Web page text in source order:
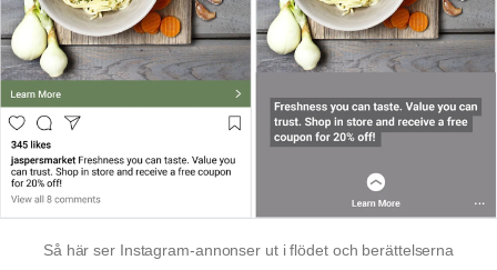
Så här ser Instagram-annonser ut i flödet och berättelserna